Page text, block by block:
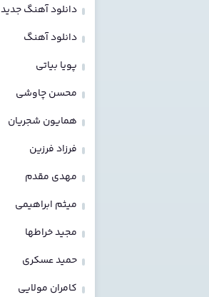
دانلود آهنگ جدید
دانلود آهنگ
پویا بیاتی
محسن چاوشی
همایون شجریان
فرزاد فرزین
مهدی مقدم
میثم ابراهیمی
مجید خراطها
حمید عسکری
کامران مولایی